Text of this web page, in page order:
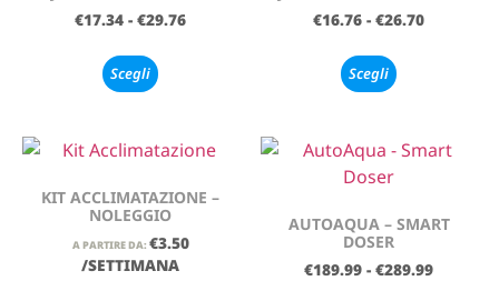
€17.34 - €29.76
Scegli
€16.76 - €26.70
Scegli
KIT ACCLIMATAZIONE –
NOLEGGIO
A PARTIRE DA: €3.50
/SETTIMANA
AUTOAQUA – SMART
DOSER
€189.99 - €289.99